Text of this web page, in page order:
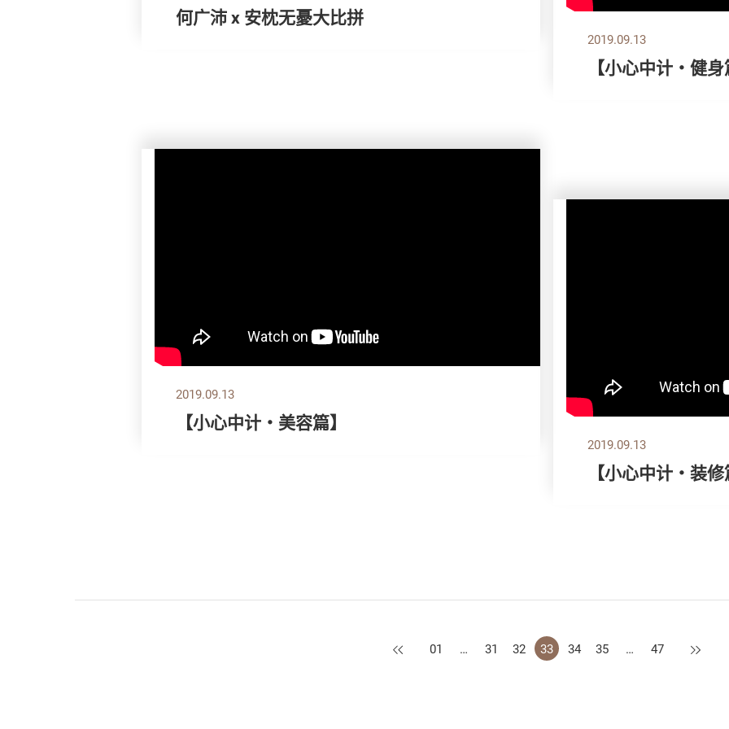
何广沛 x 安枕无憂大比拼
2019.09.13
【小心中计‧健
2019.09.13
【小心中计‧美容篇】
2019.09.13
【小心中计‧装
上一页
01 … 31 32 33 34 35 … 47 下一页